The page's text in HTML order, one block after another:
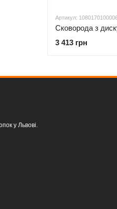
Артикул:
3 413 грн
у Львові.